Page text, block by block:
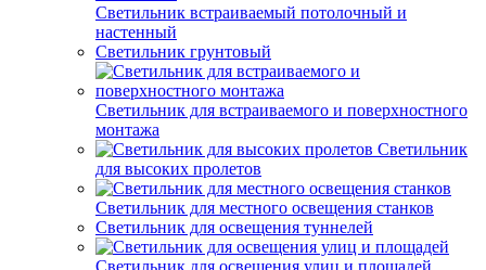
Светильник встраиваемый потолочный и
настенный
Светильник грунтовый
Светильник для встраиваемого и поверхностного
монтажа
Светильник
для высоких пролетов
Светильник для местного освещения станков
Светильник для освещения туннелей
Светильник для освещения улиц и площадей